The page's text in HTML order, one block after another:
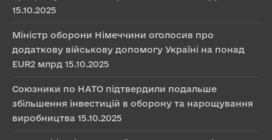
15.10.2025
Міністр оборони Німеччини оголосив про
додаткову військову допомогу Україні на понад
EUR2 млрд 15.10.2025
Союзники по НАТО підтвердили подальше
збільшення інвестицій в оборону та нарощування
виробництва 15.10.2025